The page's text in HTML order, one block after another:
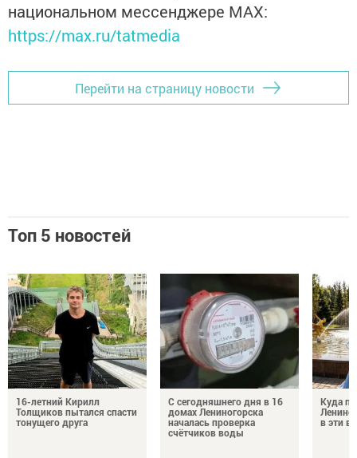
национальном мессенджере MАХ:
https://max.ru/tatmedia
Перейти на страницу новости
Топ 5 новостей
16-летний Кирилл
Толщиков пытался спасти
тонущего друга
С сегодняшнего дня в 16
домах Лениногорска
началась проверка
счётчиков воды
Куда
в эти